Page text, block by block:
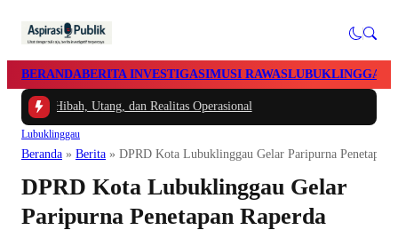
BERANDABERITA INVESTIGASIMUSI RAWASLUBUKLINGGAU
Hibah, Utang, dan Realitas Operasional
Lubuklinggau
Beranda » Berita » DPRD Kota Lubuklinggau Gelar Paripurna Penetapan
DPRD Kota Lubuklinggau Gelar
Paripurna Penetapan Raperda